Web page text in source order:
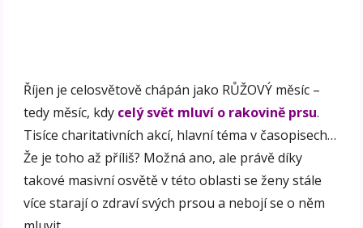
Říjen je celosvětově chápán jako RŮŽOVÝ měsíc –
tedy měsíc, kdy celý svět mluví o rakovině prsu.
Tisíce charitativních akcí, hlavní téma v časopisech…
Že je toho až příliš? Možná ano, ale právě díky
takové masivní osvětě v této oblasti se ženy stále
více starají o zdraví svých prsou a nebojí se o něm